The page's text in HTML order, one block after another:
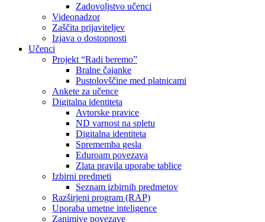
Zadovoljstvo učenci
Videonadzor
Zaščita prijaviteljev
Izjava o dostopnosti
Učenci
Projekt “Radi beremo”
Bralne čajanke
Pustolovščine med platnicami
Ankete za učence
Digitalna identiteta
Avtorske pravice
ND varnost na spletu
Digitalna identiteta
Sprememba gesla
Eduroam povezava
Zlata pravila uporabe tablice
Izbirni predmeti
Seznam izbirnih predmetov
Razširjeni program (RAP)
Uporaba umetne inteligence
Zanimive povezave